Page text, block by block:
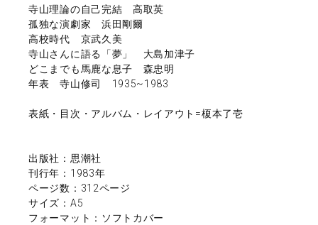
寺山理論の自己完結 高取英
孤独な演劇家 浜田剛爾
高校時代 京武久美
寺山さんに語る「夢」 大島加津子
どこまでも馬鹿な息子 森忠明
年表 寺山修司 1935~1983
表紙・目次・アルバム・レイアウト=榎本了壱
出版社：思潮社
刊行年：1983年
ページ数：312ページ
サイズ：A5
フォーマット：ソフトカバー